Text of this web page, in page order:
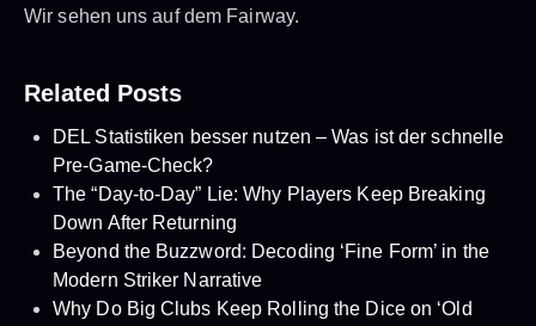
Wir sehen uns auf dem Fairway.
Related Posts
DEL Statistiken besser nutzen – Was ist der schnelle
Pre-Game-Check?
The “Day-to-Day” Lie: Why Players Keep Breaking
Down After Returning
Beyond the Buzzword: Decoding ‘Fine Form’ in the
Modern Striker Narrative
Why Do Big Clubs Keep Rolling the Dice on ‘Old